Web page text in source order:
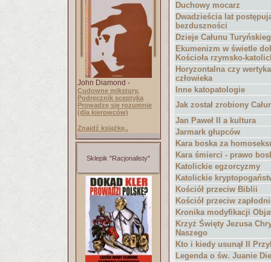
John Diamond -
Cudowne mikstury.
Podręcznik sceptyka
Prowadzę się rozumnie
(dla kierowców)
Znajdź książkę..
Sklepik "Racjonalisty"
Duchowy mocarz
Dwadzieścia lat
bezduszności
Dzieje Całunu
Ekumenizm w świetle
Kościoła rzymsko-
Horyzontalna czy
człowieka
Inne katopatologie
Jak został zrobiony
Jan Paweł II a kultura
Jarmark głupców
Kara boska za
Kara śmierci - prawo
Katolickie egzorcyzmy
Katolickie
Kościół przeciw Biblii
Kościół przeciw
Kronika modyfikacji
Krzyż Święty Jezusa
Naszego
Kto i kiedy usunął II
Legenda o św. Juanie